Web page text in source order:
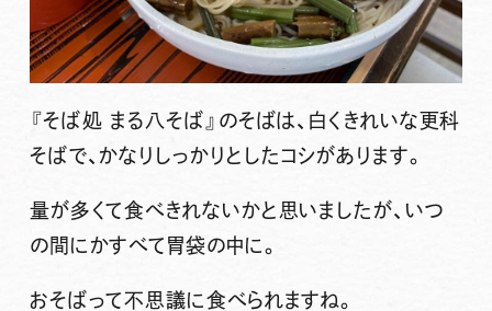
『そば処 まる八そば』 のそばは、白くきれいな更科
そばで、かなりしっかりとしたコシがあります。
量が多くて食べきれないかと思いましたが、いつ
の間にかすべて胃袋の中に。
おそばって不思議に食べられますね。